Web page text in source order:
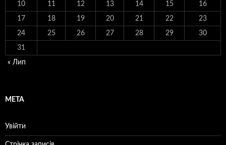
10 11 12 13 14 15 16
17 18 19 20 21 22 23
24 25 26 27 28 29 30
31
« Лип
МЕТА
Увійти